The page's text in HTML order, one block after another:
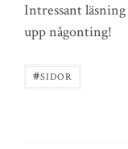
Intressant
upp någonting!
#SIDOR